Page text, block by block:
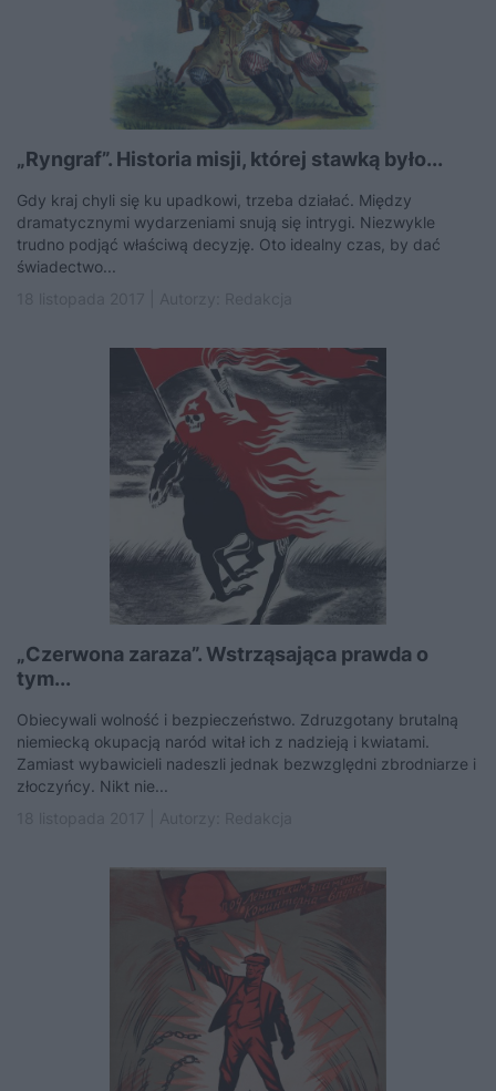
„Ryngraf”. Historia misji, której stawką było...
Gdy kraj chyli się ku upadkowi, trzeba działać. Między
dramatycznymi wydarzeniami snują się intrygi. Niezwykle
trudno podjąć właściwą decyzję. Oto idealny czas, by dać
świadectwo...
„Czerwona zaraza”. Wstrząsająca prawda o
tym...
Obiecywali wolność i bezpieczeństwo. Zdruzgotany brutalną
niemiecką okupacją naród witał ich z nadzieją i kwiatami.
Zamiast wybawicieli nadeszli jednak bezwzględni zbrodniarze i
złoczyńcy. Nikt nie...